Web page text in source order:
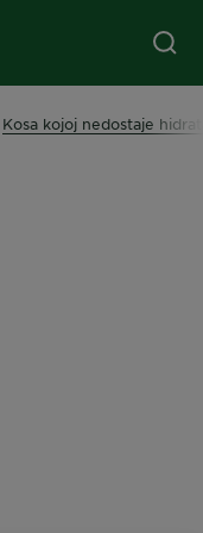
Kosa kojoj nedostaje